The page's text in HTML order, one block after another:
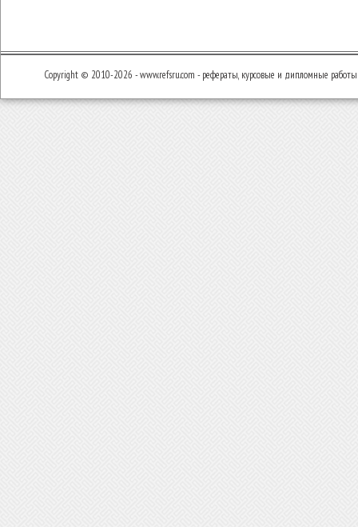
Copyright © 2010-2026 - www.refsru.com - рефераты, курсовые и дипломные работы